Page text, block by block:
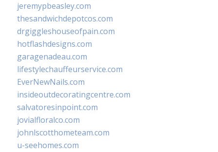
jeremypbeasley.com
thesandwichdepotcos.com
drgiggleshouseofpain.com
hotflashdesigns.com
garagenadeau.com
lifestylechauffeurservice.com
EverNewNails.com
insideoutdecoratingcentre.com
salvatoresinpoint.com
jovialfloralco.com
johnlscotthometeam.com
u-seehomes.com